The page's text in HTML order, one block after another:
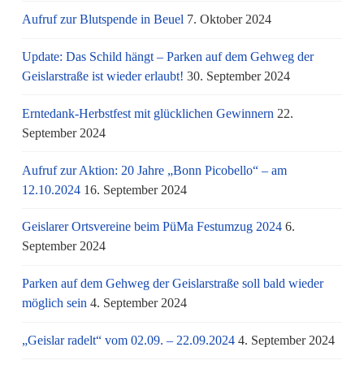
Aufruf zur Blutspende in Beuel 7. Oktober 2024
Update: Das Schild hängt – Parken auf dem Gehweg der
Geislarstraße ist wieder erlaubt! 30. September 2024
Erntedank-Herbstfest mit glücklichen Gewinnern 22.
September 2024
Aufruf zur Aktion: 20 Jahre „Bonn Picobello“ – am
12.10.2024 16. September 2024
Geislarer Ortsvereine beim PüMa Festumzug 2024 6.
September 2024
Parken auf dem Gehweg der Geislarstraße soll bald wieder
möglich sein 4. September 2024
„Geislar radelt“ vom 02.09. – 22.09.2024 4. September 2024